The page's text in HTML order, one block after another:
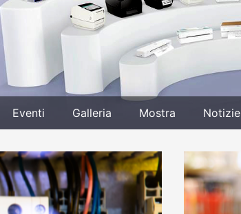
Eventi Galleria Mostra Notizie